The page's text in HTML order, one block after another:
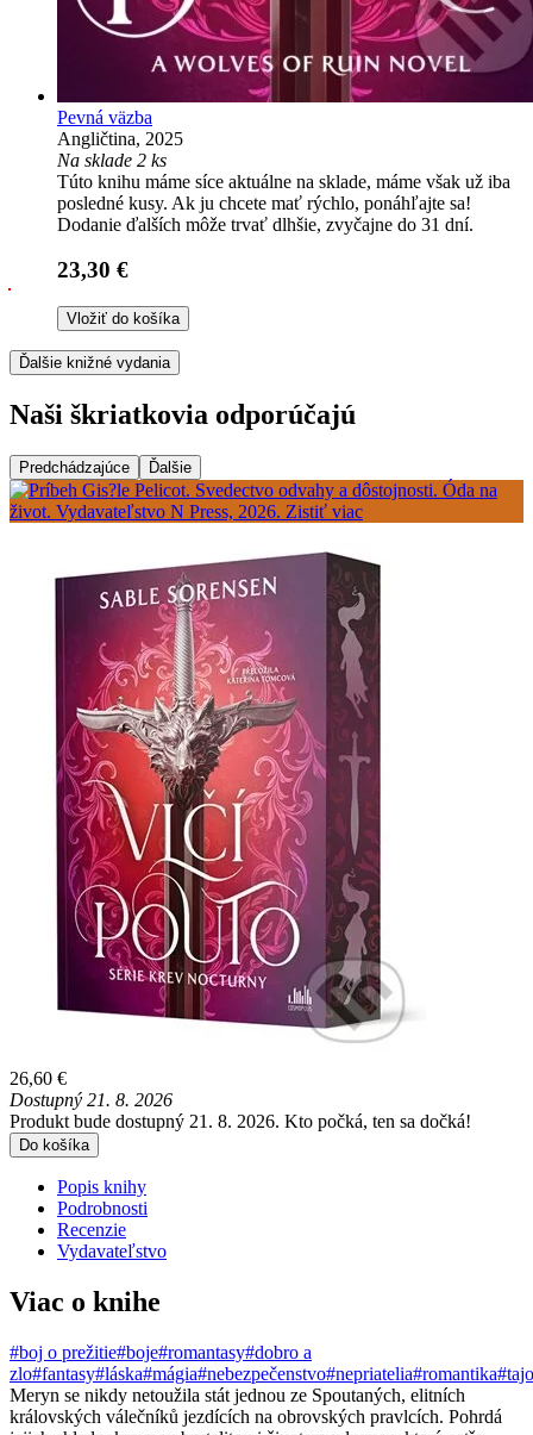
Pevná väzba
Angličtina, 2025
Na sklade 2 ks
Túto knihu máme síce aktuálne na sklade, máme však už iba
posledné kusy. Ak ju chcete mať rýchlo, ponáhľajte sa!
Dodanie ďalších môže trvať dlhšie, zvyčajne do 31 dní.
23,30 €
Vložiť do košíka
Ďalšie knižné vydania
Naši škriatkovia odporúčajú
Predchádzajúce Ďalšie
26,60 €
Dostupný 21. 8. 2026
Produkt bude dostupný 21. 8. 2026. Kto počká, ten sa dočká!
Do košíka
Popis knihy
Podrobnosti
Recenzie
Vydavateľstvo
Viac o knihe
#boj o prežitie#boje#romantasy#dobro a
zlo#fantasy#láska#mágia#nebezpečenstvo#nepriatelia#romantika
Meryn se nikdy netoužila stát jednou ze Spoutaných, elitních
královských válečníků jezdících na obrovských pravlcích. Pohrdá